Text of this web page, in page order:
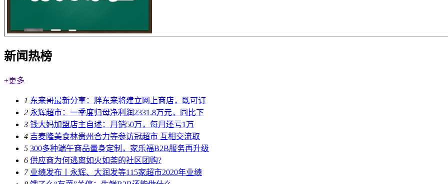
新闻热榜
+更多
1 东来哥最新分享：胖东来将建立网上商店，既可订
2 永辉超市：一季度归母净利润2331.8万元，同比下
3 钱大妈加盟店主自述：月销50万，每月还亏1万
4 吉麦隆美食林贵州合力等参访冠超市 互相交流取
5 300多种端午商品量身定制，家乐福B2B服务再升级
6 供应商为何逃离如火如荼的社区团购?
7 业绩发布丨永辉、大润发等115家超市2020年业绩